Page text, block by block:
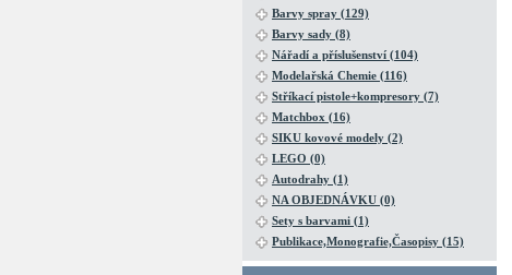
Barvy spray (129)
Barvy sady (8)
Nářadí a příslušenství (104)
Modelařská Chemie (116)
Stříkací pistole+kompresory (7)
Matchbox (16)
SIKU kovové modely (2)
LEGO (0)
Autodrahy (1)
NA OBJEDNÁVKU (0)
Sety s barvami (1)
Publikace,Monografie,Časopisy (15)